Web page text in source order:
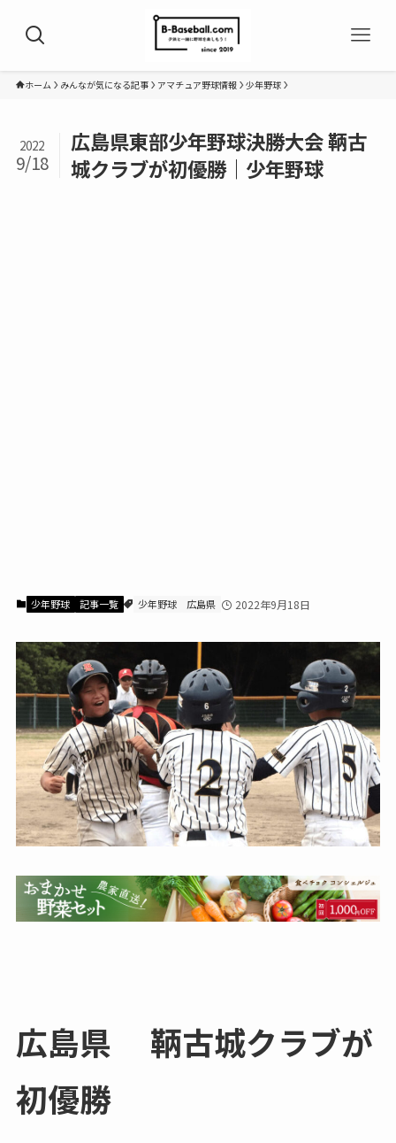
ホーム みんなが気になる記事 アマチュア野球情報 少年野球
広島県東部少年野球決勝大会 鞆古
城クラブが初優勝｜少年野球
2022
9/18
少年野球 記事一覧 少年野球 広島県 2022年9月18日
広島県 鞆古城クラブが
初優勝